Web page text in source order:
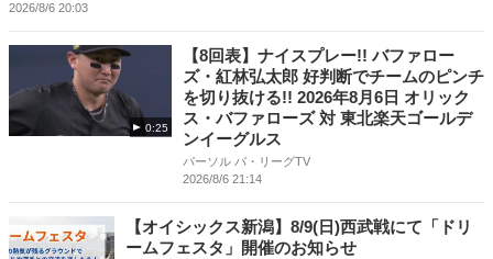
2026/8/6 20:03
0:25
【8回表】ナイスプレー!! バファロー
ズ・紅林弘太郎 好判断でチームのピンチ
を切り抜ける!! 2026年8月6日 オリック
ス・バファローズ 対 東北楽天ゴールデ
ンイーグルス
パーソル パ・リーグTV
2026/8/6 21:14
【オイシックス新潟】8/9(日)西武戦にて「ドリ
ームフェスタ」開催のお知らせ